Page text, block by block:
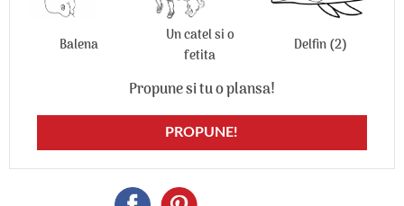
Balena
Un catel si o
fetita
Delfin (2)
Propune si tu o plansa!
PROPUNE!